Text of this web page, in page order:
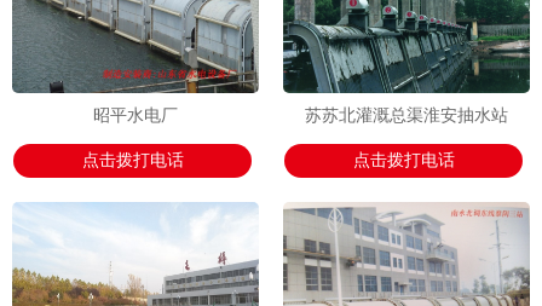
昭平水电厂
点击拨打电话
苏苏北灌溉总渠淮安抽水站
点击拨打电话